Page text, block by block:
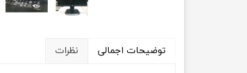
توضیحات اجمالی نظرات